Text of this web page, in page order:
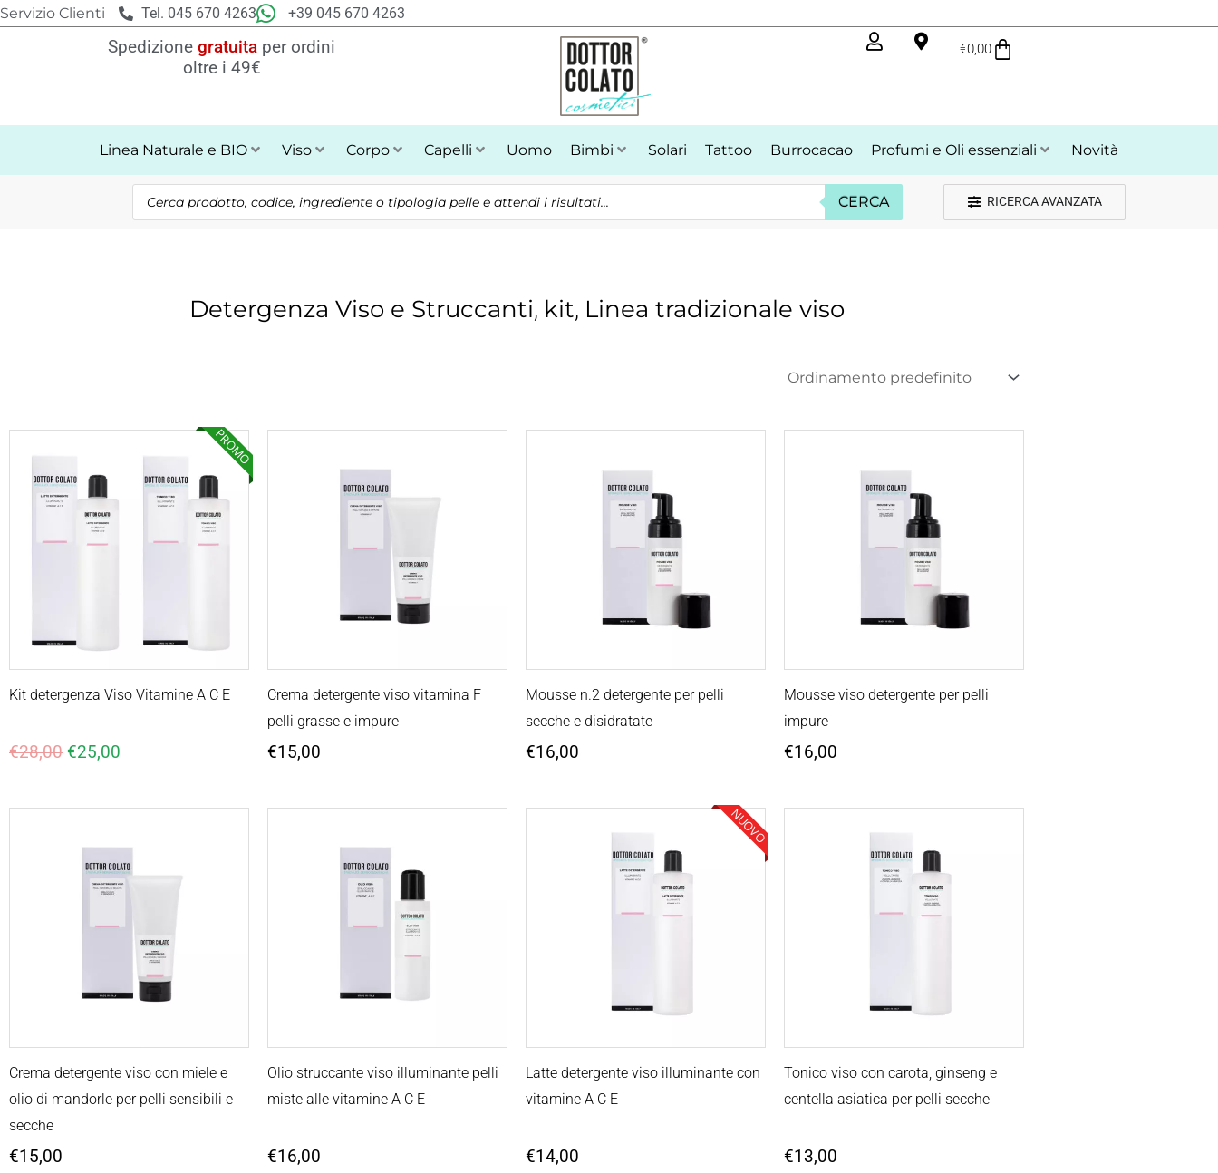
Vai
Servizio Clienti Tel. 045 670 4263 +39 045 670 4263
Spedizione gratuita per ordini
oltre i 49€
€0,00Carrello
Linea Naturale e BIO Viso Corpo Capelli Uomo Bimbi Solari Tattoo Burrocacao Profumi e Oli essenziali Novità
Products
search
CERCA RICERCA AVANZATA
Detergenza Viso e Struccanti, kit, Linea tradizionale viso
PROMO
Kit detergenza Viso Vitamine A C E
€28,00
originale
era:
€28,00.
€25,00
prezzo
attuale
Crema detergente viso vitamina F
pelli grasse e impure
€15,00
Mousse n.2 detergente per pelli
secche e disidratate
€16,00
Mousse viso detergente per pelli
impure
€16,00
Crema detergente viso con miele e
olio di mandorle per pelli sensibili e
secche
€15,00
Olio struccante viso illuminante pelli
miste alle vitamine A C E
€16,00
NUOVO
Latte detergente viso illuminante con
vitamine A C E
€14,00
Tonico viso con carota, ginseng e
centella asiatica per pelli secche
€13,00